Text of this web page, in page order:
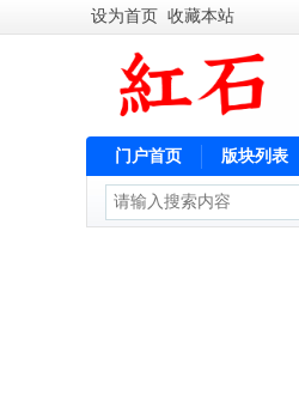
设为首页 收藏本站
门户首页 版块列表
便民服务